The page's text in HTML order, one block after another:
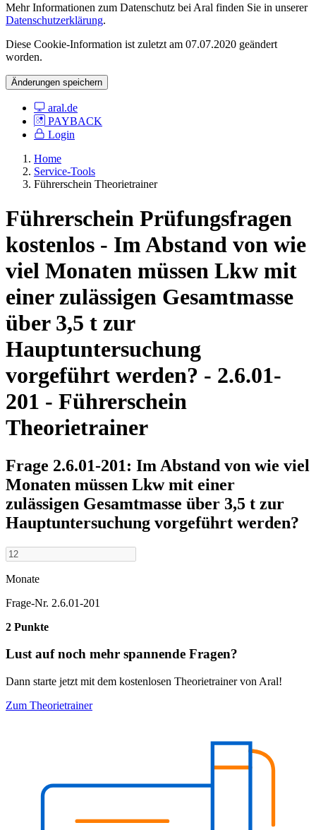
Mehr Informationen zum Datenschutz bei Aral finden Sie in unserer
Datenschutzerklärung.
Diese Cookie-Information ist zuletzt am 07.07.2020 geändert
worden.
Änderungen speichern
aral.de
PAYBACK
Login
Home
Service-Tools
Führerschein Theorietrainer
Führerschein Prüfungsfragen
kostenlos - Im Abstand von wie
viel Monaten müssen Lkw mit
einer zulässigen Gesamtmasse
über 3,5 t zur
Hauptuntersuchung
vorgeführt werden? - 2.6.01-
201 - Führerschein
Theorietrainer
Frage 2.6.01-201: Im Abstand von wie viel
Monaten müssen Lkw mit einer
zulässigen Gesamtmasse über 3,5 t zur
Hauptuntersuchung vorgeführt werden?
Monate
Frage-Nr. 2.6.01-201
2 Punkte
Lust auf noch mehr spannende Fragen?
Dann starte jetzt mit dem kostenlosen Theorietrainer von Aral!
Zum Theorietrainer